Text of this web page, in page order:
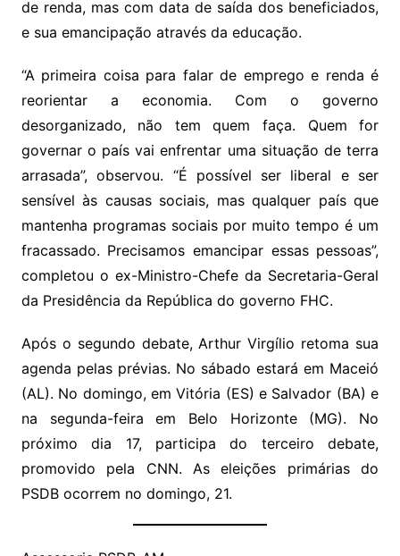
de renda, mas com data de saída dos beneficiados,
e sua emancipação através da educação.
“A primeira coisa para falar de emprego e renda é
reorientar a economia. Com o governo
desorganizado, não tem quem faça. Quem for
governar o país vai enfrentar uma situação de terra
arrasada”, observou. “É possível ser liberal e ser
sensível às causas sociais, mas qualquer país que
mantenha programas sociais por muito tempo é um
fracassado. Precisamos emancipar essas pessoas”,
completou o ex-Ministro-Chefe da Secretaria-Geral
da Presidência da República do governo FHC.
Após o segundo debate, Arthur Virgílio retoma sua
agenda pelas prévias. No sábado estará em Maceió
(AL). No domingo, em Vitória (ES) e Salvador (BA) e
na segunda-feira em Belo Horizonte (MG). No
próximo dia 17, participa do terceiro debate,
promovido pela CNN. As eleições primárias do
PSDB ocorrem no domingo, 21.